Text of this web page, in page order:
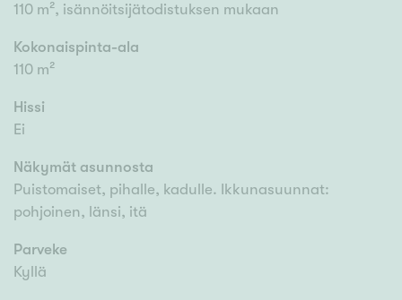
110 m², isännöitsijätodistuksen mukaan
Kokonaispinta-ala
110 m²
Hissi
Ei
Näkymät asunnosta
Puistomaiset, pihalle, kadulle. Ikkunasuunnat:
pohjoinen, länsi, itä
Parveke
Kyllä